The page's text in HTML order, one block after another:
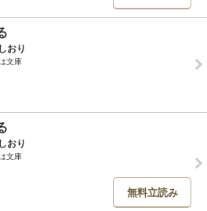
おり
文庫
おり
文庫
無料立読み